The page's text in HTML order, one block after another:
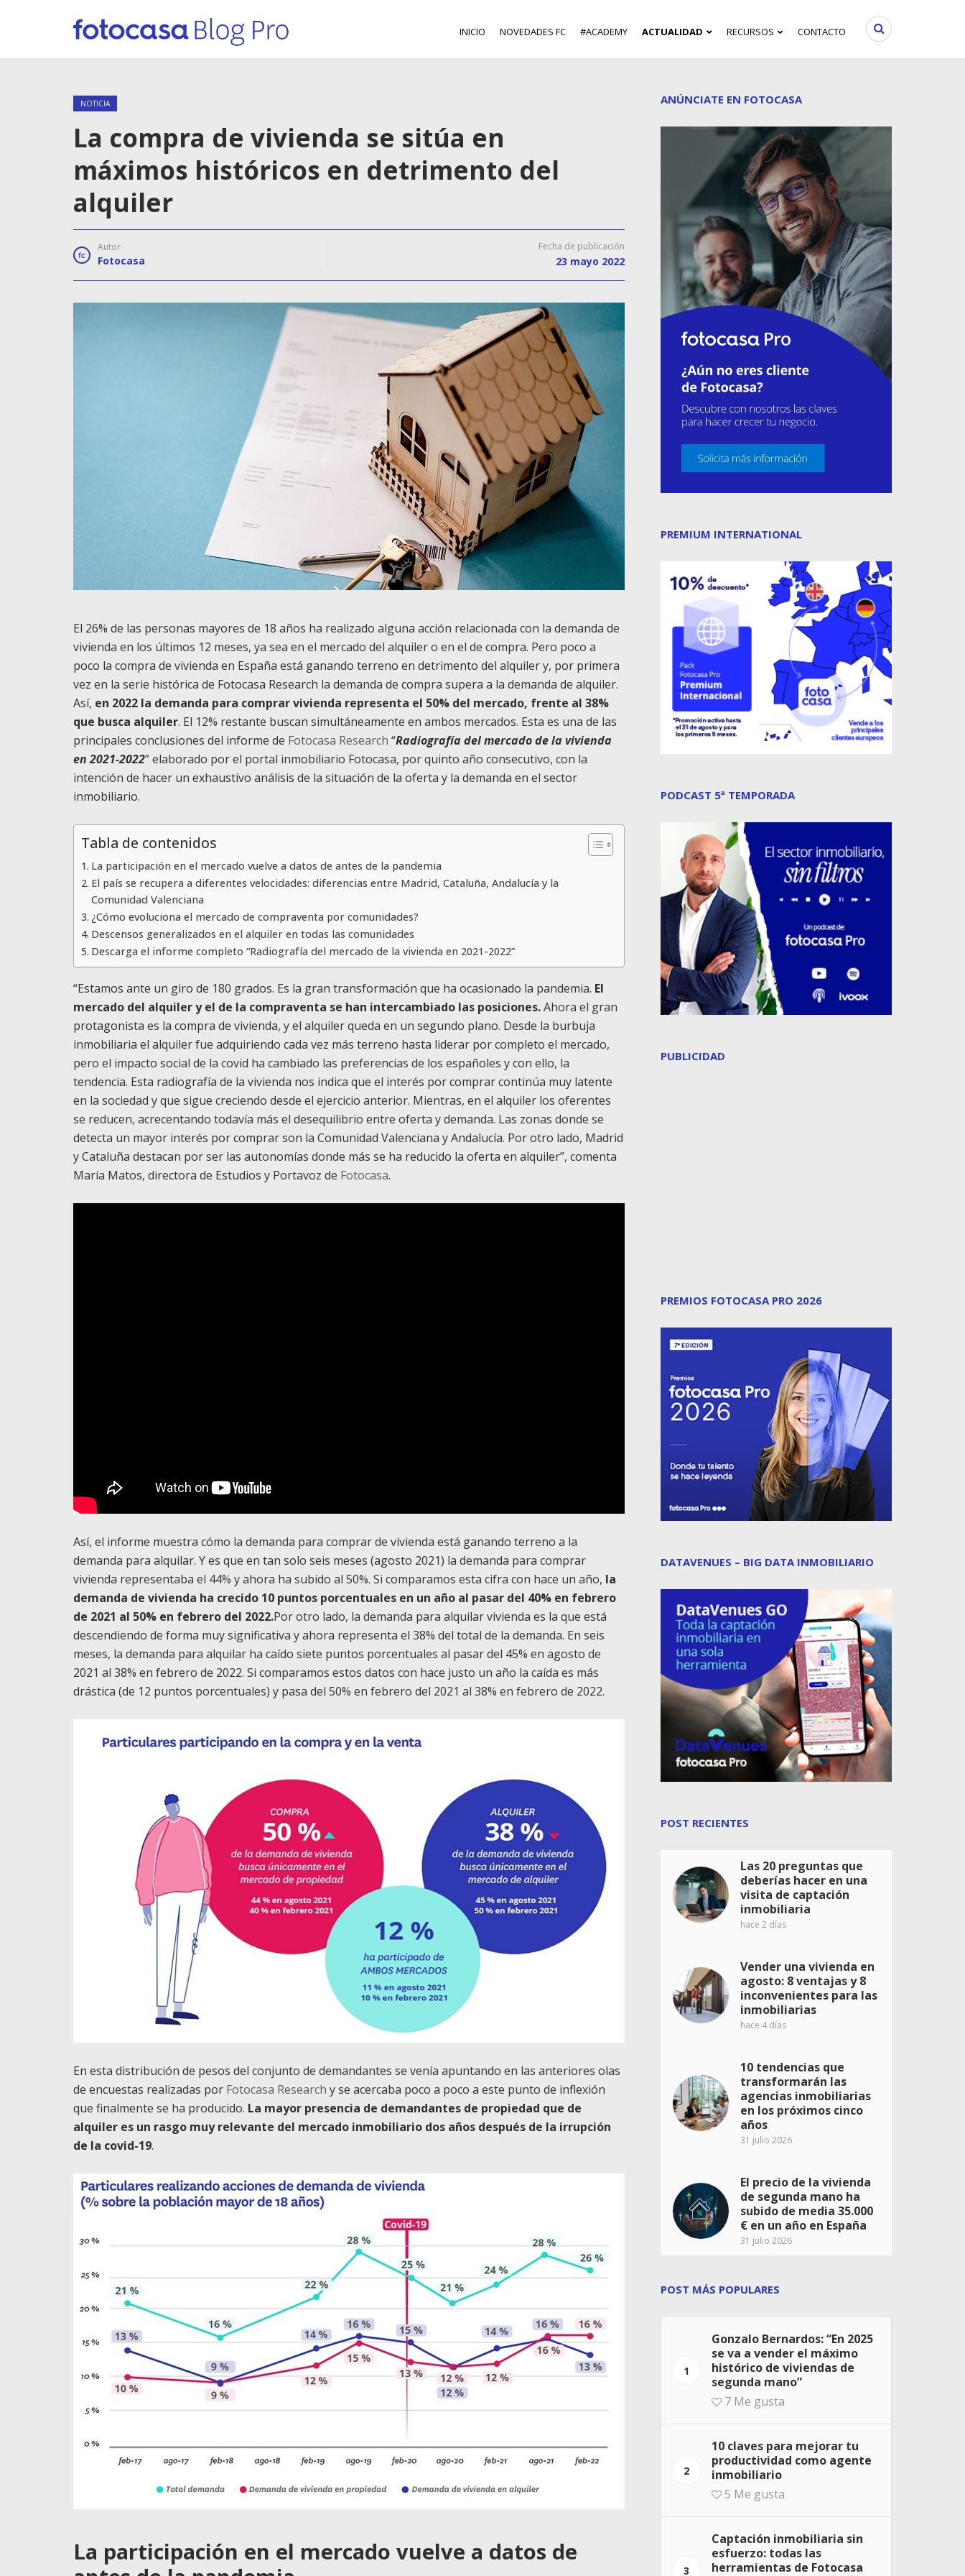
INICIO NOVEDADES FC #ACADEMY ACTUALIDAD RECURSOS CONTACTO
NOTICIA
La compra de vivienda se sitúa en
máximos históricos en detrimento del
alquiler
Autor
Fotocasa
Fecha de publicación
23 mayo 2022
El 26% de las personas mayores de 18 años ha realizado alguna acción relacionada con la demanda de
vivienda en los últimos 12 meses, ya sea en el mercado del alquiler o en el de compra. Pero poco a
poco la compra de vivienda en España está ganando terreno en detrimento del alquiler y, por primera
vez en la serie histórica de Fotocasa Research la demanda de compra supera a la demanda de alquiler.
Así, en 2022 la demanda para comprar vivienda representa el 50% del mercado, frente al 38%
que busca alquiler. El 12% restante buscan simultáneamente en ambos mercados. Esta es una de las
principales conclusiones del informe de Fotocasa Research “Radiografía del mercado de la vivienda
en 2021-2022” elaborado por el portal inmobiliario Fotocasa, por quinto año consecutivo, con la
intención de hacer un exhaustivo análisis de la situación de la oferta y la demanda en el sector
inmobiliario.
Tabla de contenidos
La participación en el mercado vuelve a datos de antes de la pandemia
El país se recupera a diferentes velocidades: diferencias entre Madrid, Cataluña, Andalucía y la
Comunidad Valenciana
¿Cómo evoluciona el mercado de compraventa por comunidades?
Descensos generalizados en el alquiler en todas las comunidades
Descarga el informe completo “Radiografía del mercado de la vivienda en 2021-2022”
“Estamos ante un giro de 180 grados. Es la gran transformación que ha ocasionado la pandemia. El
mercado del alquiler y el de la compraventa se han intercambiado las posiciones.Ahora el gran
protagonista es la compra de vivienda, y el alquiler queda en un segundo plano. Desde la burbuja
inmobiliaria el alquiler fue adquiriendo cada vez más terreno hasta liderar por completo el mercado,
pero el impacto social de la covid ha cambiado las preferencias de los españoles y con ello, la
tendencia. Esta radiografía de la vivienda nos indica que el interés por comprar continúa muy latente
en la sociedad y que sigue creciendo desde el ejercicio anterior. Mientras, en el alquiler los oferentes
se reducen, acrecentando todavía más el desequilibrio entre oferta y demanda. Las zonas donde se
detecta un mayor interés por comprar son la Comunidad Valenciana y Andalucía. Por otro lado, Madrid
y Cataluña destacan por ser las autonomías donde más se ha reducido la oferta en alquiler”, comenta
María Matos, directora de Estudios y Portavoz de Fotocasa.
Así, el informe muestra cómo la demanda para comprar de vivienda está ganando terreno a la
demanda para alquilar. Y es que en tan solo seis meses (agosto 2021) la demanda para comprar
vivienda representaba el 44% y ahora ha subido al 50%. Si comparamos esta cifra con hace un año, la
demanda de vivienda ha crecido 10 puntos porcentuales en un año al pasar del 40% en febrero
de 2021 al 50% en febrero del 2022.Por otro lado, la demanda para alquilar vivienda es la que está
descendiendo de forma muy significativa y ahora representa el 38% del total de la demanda. En seis
meses, la demanda para alquilar ha caído siete puntos porcentuales al pasar del 45% en agosto de
2021 al 38% en febrero de 2022. Si comparamos estos datos con hace justo un año la caída es más
drástica (de 12 puntos porcentuales) y pasa del 50% en febrero del 2021 al 38% en febrero de 2022.
En esta distribución de pesos del conjunto de demandantes se venía apuntando en las anteriores olas
de encuestas realizadas por Fotocasa Research y se acercaba poco a poco a este punto de inflexión
que finalmente se ha producido. La mayor presencia de demandantes de propiedad que de
alquiler es un rasgo muy relevante del mercado inmobiliario dos años después de la irrupción
de la covid-19.
La participación en el mercado vuelve a datos de
ANÚNCIATE EN FOTOCASA
PREMIUM INTERNATIONAL
PODCAST 5ª TEMPORADA
PUBLICIDAD
PREMIOS FOTOCASA PRO 2026
DATAVENUES – BIG DATA INMOBILIARIO
POST RECIENTES
Las 20 preguntas que
deberías hacer en una
visita de captación
inmobiliaria
hace 2 días
Vender una vivienda en
agosto: 8 ventajas y 8
inconvenientes para las
inmobiliarias
hace 4 días
10 tendencias que
transformarán las
agencias inmobiliarias
en los próximos cinco
años
31 julio 2026
El precio de la vivienda
de segunda mano ha
subido de media 35.000
€ en un año en España
31 julio 2026
POST MÁS POPULARES
1
Gonzalo Bernardos: “En 2025
se va a vender el máximo
histórico de viviendas de
segunda mano”
7 Me gusta
2
10 claves para mejorar tu
productividad como agente
inmobiliario
5 Me gusta
3
Captación inmobiliaria sin
esfuerzo: todas las
herramientas de Fotocasa